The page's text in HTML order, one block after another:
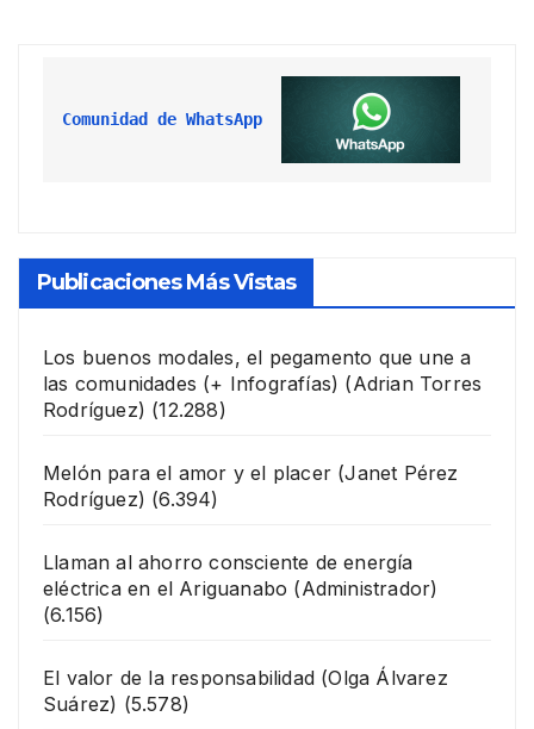
Comunidad de WhatsApp
Publicaciones Más Vistas
Los buenos modales, el pegamento que une a
las comunidades (+ Infografías) (Adrian Torres
Rodríguez) (12.288)
Melón para el amor y el placer (Janet Pérez
Rodríguez) (6.394)
Llaman al ahorro consciente de energía
eléctrica en el Ariguanabo (Administrador)
(6.156)
El valor de la responsabilidad (Olga Álvarez
Suárez) (5.578)